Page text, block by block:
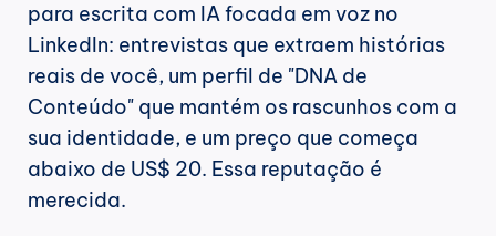
para escrita com IA focada em voz no
LinkedIn: entrevistas que extraem histórias
reais de você, um perfil de "DNA de
Conteúdo" que mantém os rascunhos com a
sua identidade, e um preço que começa
abaixo de US$ 20. Essa reputação é
merecida.